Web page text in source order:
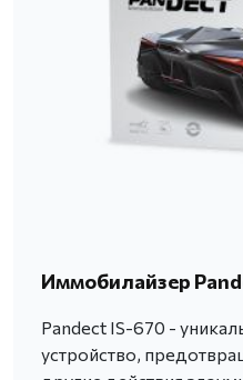
Иммобилайзер
Pandect IS-670 -
устройство,